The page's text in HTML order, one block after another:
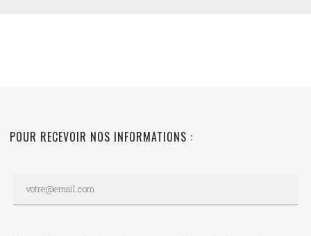
POUR RECEVOIR NOS INFORMATIONS :